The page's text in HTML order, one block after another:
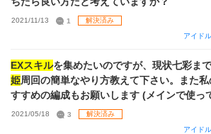
で、 ガチ勢様のマスターモードに対する考え
2021/11/13 1
解決済み
アイド
EXスキルを集めたいのですが、現状七彩ま
姫周回の簡単なやり方教えて下さい。また
すすめの編成もお願いします (メインで使っ
ターチャンス和泉をセンターにしたVo極スト
夏葉と日刊ウィズユー果穂を軸にしたVo極
2021/05/18 3
解決済み
アイド